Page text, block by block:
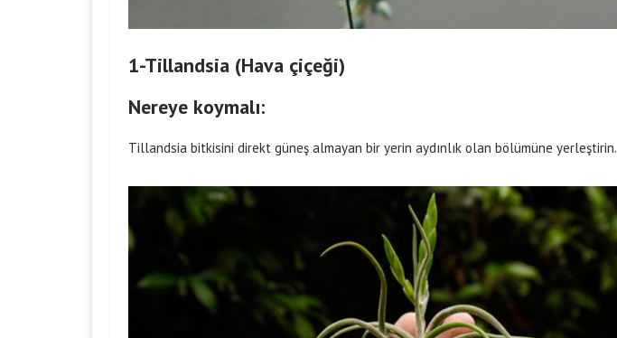
1-Tillandsia (Hava çiçeği)
Nereye koymalı:
Tillandsia bitkisini direkt güneş almayan bir yerin aydınlık olan bölümüne yerleştirin.